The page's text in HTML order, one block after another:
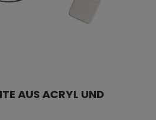
AUS ACRYL UND